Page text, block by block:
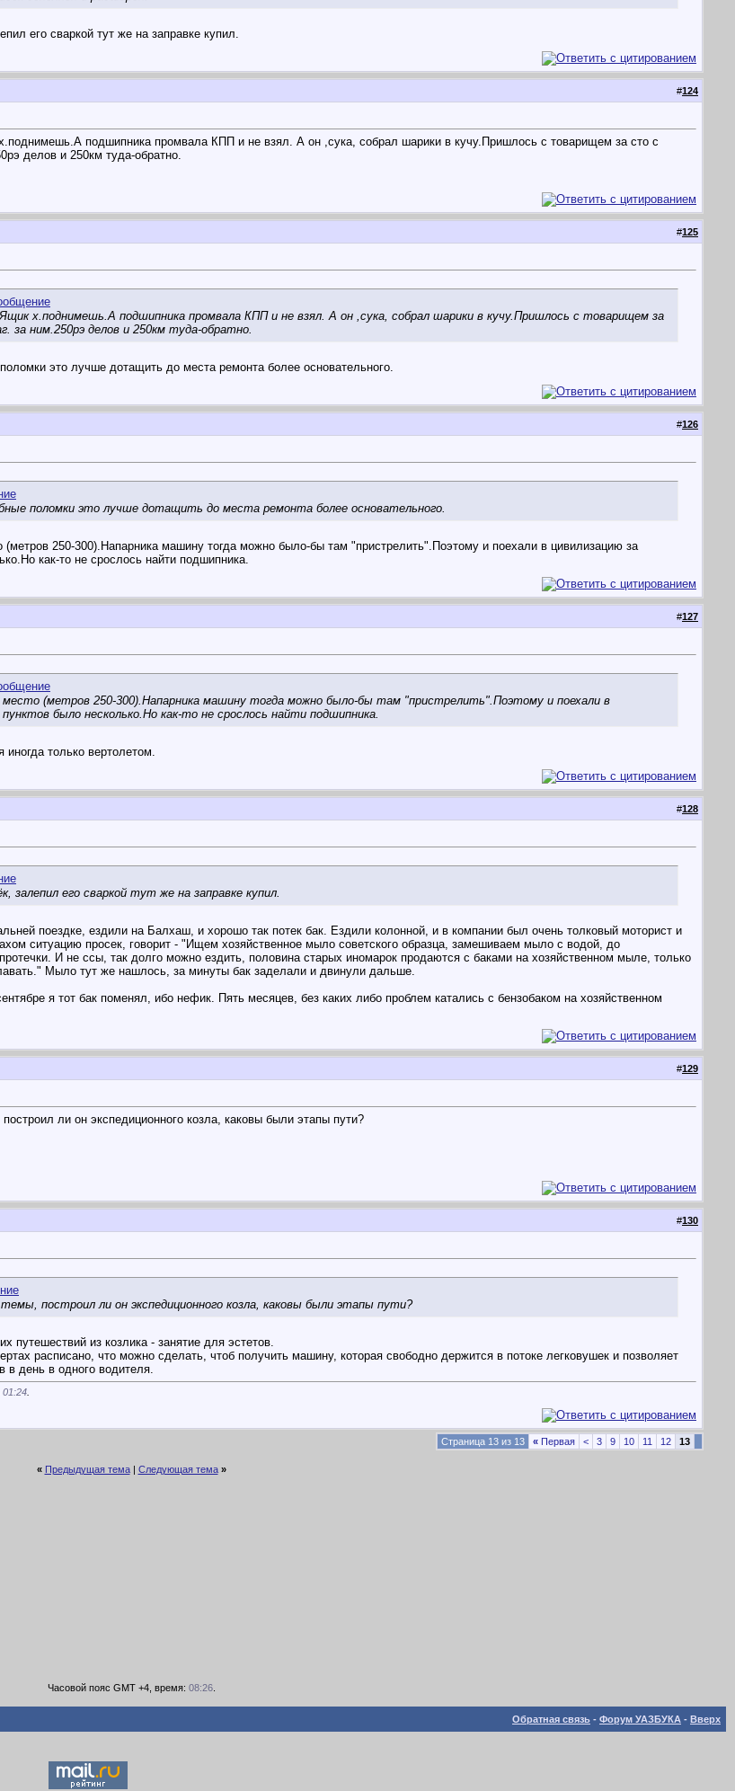
его сваркой тут же на заправке купил.
#124
подшипника промвала КПП и не взял. А он ,сука, собрал шарики в кучу.Пришлось с товарищем за сто с
делов и 250км туда-обратно.
#125
х.поднимешь.А подшипника промвала КПП и не взял. А он ,сука, собрал шарики в кучу.Пришлось с товарищем за
за ним.250рэ делов и 250км туда-обратно.
это лучше дотащить до места ремонта более основательного.
#126
поломки это лучше дотащить до места ремонта более основательного.
250-300).Напарника машину тогда можно было-бы там "пристрелить".Поэтому и поехали в цивилизацию за
как-то не срослось найти подшипника.
#127
(метров 250-300).Напарника машину тогда можно было-бы там "пристрелить".Поэтому и поехали в
было несколько.Но как-то не срослось найти подшипника.
иногда только вертолетом.
#128
залепил его сваркой тут же на заправке купил.
поездке, ездили на Балхаш, и хорошо так потек бак. Ездили колонной, и в компании был очень толковый моторист и
ситуацию просек, говорит - "Ищем хозяйственное мыло советского образца, замешиваем мыло с водой, до
И не ссы, так долго можно ездить, половина старых иномарок продаются с баками на хозяйственном мыле, только
Мыло тут же нашлось, за минуты бак заделали и двинули дальше.
я тот бак поменял, ибо нефик. Пять месяцев, без каких либо проблем катались с бензобаком на хозяйственном
#129
ли он экспедиционного козла, каковы были этапы пути?
#130
построил ли он экспедиционного козла, каковы были этапы пути?
путешествий из козлика - занятие для эстетов.
расписано, что можно сделать, чтоб получить машину, которая свободно держится в потоке легковушек и позволяет
в день в одного водителя.
01:24
Страница 13 из 13 « Первая < 3 9 10 11 12 13
« Предыдущая тема| Следующая тема »
Часовой пояс GMT +4, время: 08:26.
Обратная связь - Форум УАЗБУКА - Вверх